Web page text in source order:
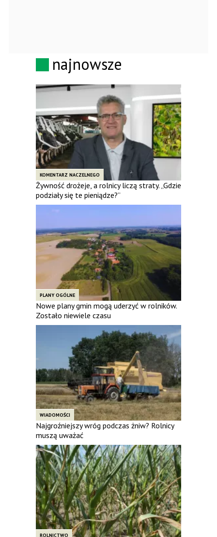
najnowsze
KOMENTARZ NACZELNEGO
Żywność drożeje, a rolnicy liczą straty. „Gdzie
podziały się te pieniądze?”
PLANY OGÓLNE
Nowe plany gmin mogą uderzyć w rolników.
Zostało niewiele czasu
WIADOMOŚCI
Najgroźniejszy wróg podczas żniw? Rolnicy
muszą uważać
ROLNICTWO